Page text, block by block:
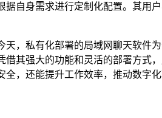
据自身需求进行定制化配置。其用
天，私有化部署的局域网聊天软件
借其强大的功能和灵活的部署方式
，还能提升工作效率，推动数字化